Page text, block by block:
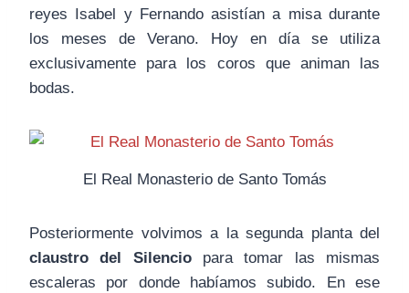
reyes Isabel y Fernando asistían a misa durante
los meses de Verano. Hoy en día se utiliza
exclusivamente para los coros que animan las
bodas.
El Real Monasterio de Santo Tomás
Posteriormente volvimos a la segunda planta del
claustro del Silenciopara tomar las mismas
escaleras por donde habíamos subido. En ese